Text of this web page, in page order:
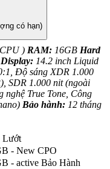
có hạn)
) RAM: 16GB Hard
Display: 14.2 inch Liquid
Độ sáng XDR 1.000
SDR 1.000 nit (ngoài
True Tone, Công
Bảo hành: 12 tháng
Lướt
- New CPO
- active Bảo Hành